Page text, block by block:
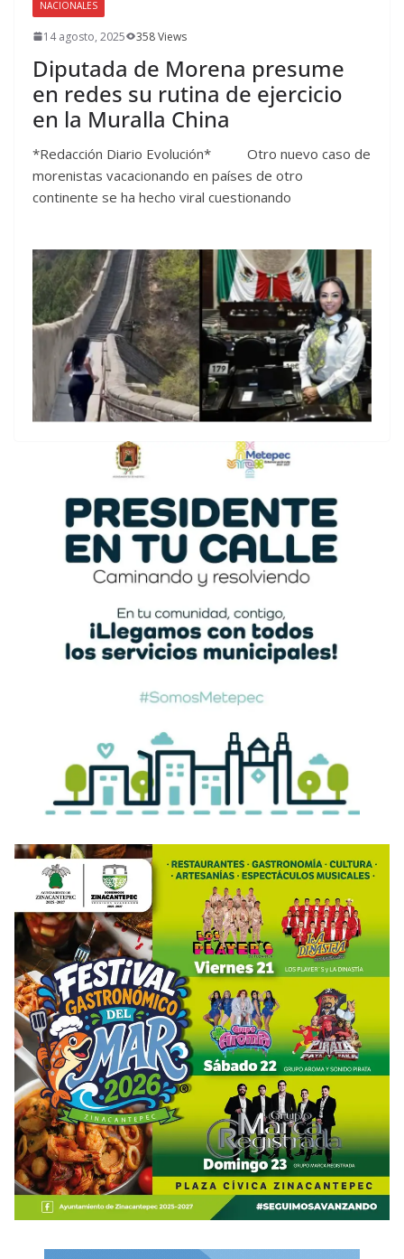
NACIONALES
14 agosto, 2025 358 Views
Diputada de Morena presume
en redes su rutina de ejercicio
en la Muralla China
*Redacción Diario Evolución* Otro nuevo caso de
morenistas vacacionando en países de otro
continente se ha hecho viral cuestionando